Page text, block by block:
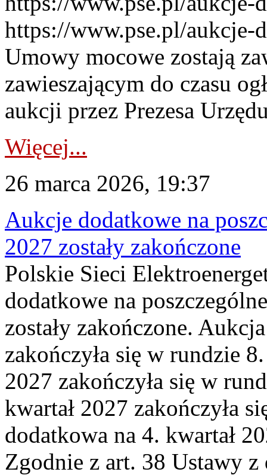
https://www.pse.pl/aukcje-
Umowy mocowe zostają
zawieszającym do czasu
aukcji przez Prezesa
Więcej...
26 marca 2026, 19:37
Aukcje dodatkowe na
2027 zostały zakończone
Polskie Sieci
dodatkowe na
zostały zakończone.
zakończyła się w rundzie
2027 zakończyła się w
kwartał 2027 zakończyła
dodatkowa na 4. kwartał
Zgodnie z art. 38 Ustawy